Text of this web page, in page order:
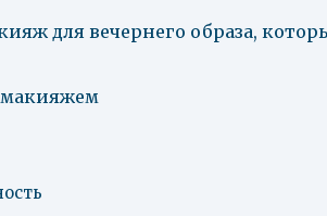
для вечернего образа,